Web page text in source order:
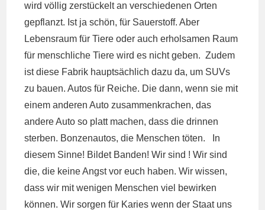
wird völlig zerstückelt an verschiedenen Orten
gepflanzt. Ist ja schön, für Sauerstoff. Aber
Lebensraum für Tiere oder auch erholsamen Raum
für menschliche Tiere wird es nicht geben. Zudem
ist diese Fabrik hauptsächlich dazu da, um SUVs
zu bauen. Autos für Reiche. Die dann, wenn sie mit
einem anderen Auto zusammenkrachen, das
andere Auto so platt machen, dass die drinnen
sterben. Bonzenautos, die Menschen töten. In
diesem Sinne! Bildet Banden! Wir sind ! Wir sind
die, die keine Angst vor euch haben. Wir wissen,
dass wir mit wenigen Menschen viel bewirken
können. Wir sorgen für Karies wenn der Staat uns